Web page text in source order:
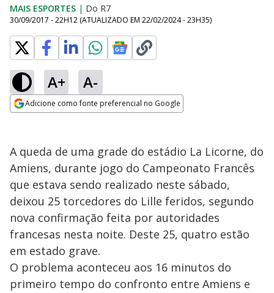
MAIS ESPORTES | Do R7
30/09/2017 - 22H12 (ATUALIZADO EM 22/02/2024 - 23H35)
A+ A-
Adicione como fonte preferencial no Google
A queda de uma grade do estádio La Licorne, do
Amiens, durante jogo do Campeonato Francês
que estava sendo realizado neste sábado,
deixou 25 torcedores do Lille feridos, segundo
nova confirmação feita por autoridades
francesas nesta noite. Deste 25, quatro estão
em estado grave.
O problema aconteceu aos 16 minutos do
primeiro tempo do confronto entre Amiens e